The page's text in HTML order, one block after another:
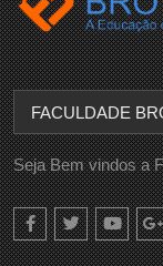
FACULDADE
Seja Bem vindos a